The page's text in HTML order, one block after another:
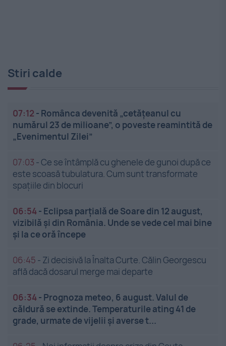
Stiri calde
07:12 - Românca devenită „cetățeanul cu
numărul 23 de milioane”, o poveste reamintită de
„Evenimentul Zilei”
07:03 -Ce se întâmplă cu ghenele de gunoi după ce
este scoasă tubulatura. Cum sunt transformate
spațiile din blocuri
06:54- Eclipsa parțială de Soare din 12 august,
vizibilă și din România. Unde se vede cel mai bine
și la ce oră începe
06:45 - Zi decisivă la Înalta Curte. Călin Georgescu
află dacă dosarul merge mai departe
06:34- Prognoza meteo, 6 august. Valul de
căldură se extinde. Temperaturile ating 41 de
grade, urmate de vijelii și averse t...